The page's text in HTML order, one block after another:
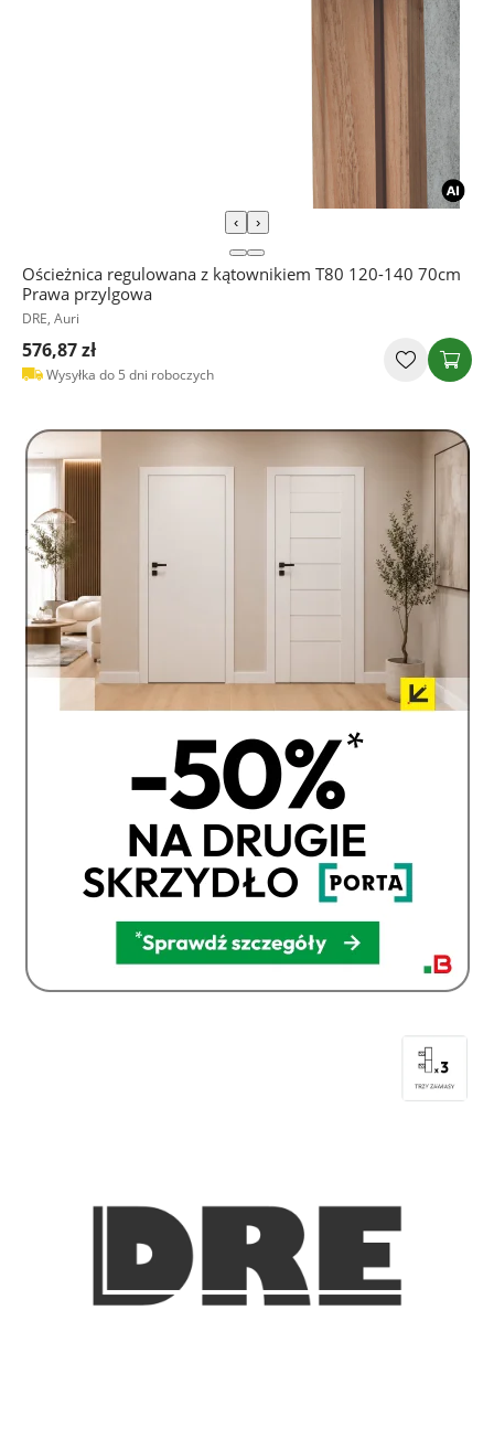
‹ ›
Ościeżnica regulowana z kątownikiem T80 120-140 70cm
Prawa przylgowa
DRE, Auri
576,87 zł
Wysyłka do 5 dni roboczych